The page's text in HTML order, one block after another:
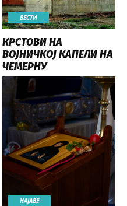
ВЕСТИ
КРСТОВИ НА
ВОЈНИЧКОЈ КАПЕЛИ НА
ЧЕМЕРНУ
НАЈАВE